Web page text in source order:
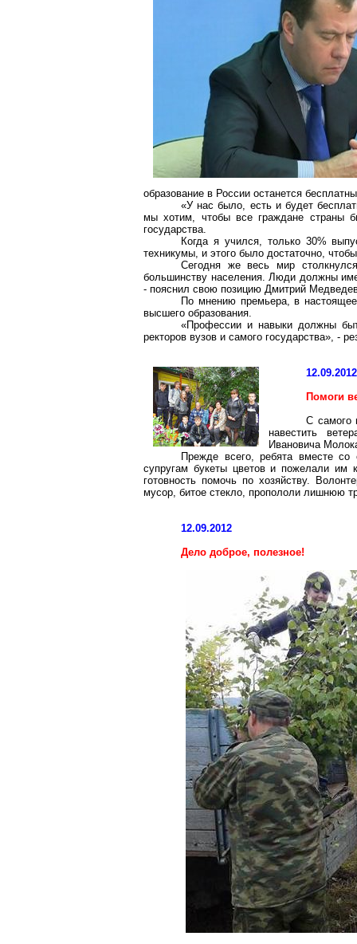
образование в России останется
«У нас было, есть и будет
мы хотим, чтобы все граждане страны
государства.
Когда я учился, только 30%
техникумы, и этого было достаточно,
Сегодня же весь мир
большинству населения. Люди должны
- пояснил свою позицию Дмитрий
По мнению премьера, в
высшего образования.
«Профессии и навыки должны
ректоров вузов и самого государства», -
12.09.2012
Помоги
С самого
навестить
Ивановича
Прежде всего, ребята вместе со
супругам букеты цветов и пожелали им
готовность помочь по хозяйству.
мусор, битое стекло, пропололи лишнюю
12.09.2012
Дело доброе, полезное!